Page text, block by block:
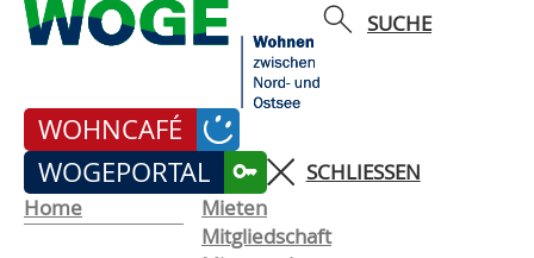
SUCHE
WOHNCAFÉ
WOGEPORTAL
SCHLIESSEN
Home
Mieten
Mitgliedschaft